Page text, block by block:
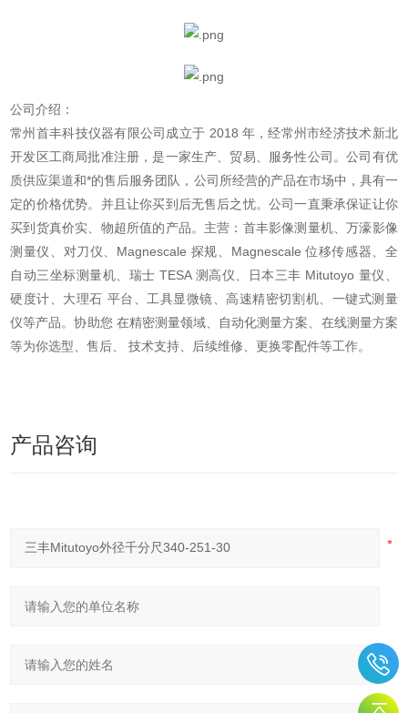
公司介绍：
常州首丰科技仪器有限公司成立于 2018 年，经常州市经济技术新北
开发区工商局批准注册，是一家生产、贸易、服务性公司。公司有优
质供应渠道和*的售后服务团队，公司所经营的产品在市场中，具有一
定的价格优势。并且让你买到后无售后之忧。公司一直秉承保证让你
买到货真价实、物超所值的产品。主营：首丰影像测量机、万濠影像
测量仪、对刀仪、Magnescale 探规、Magnescale 位移传感器、全
自动三坐标测量机、瑞士 TESA 测高仪、日本三丰 Mitutoyo 量仪、
硬度计、大理石 平台、工具显微镜、高速精密切割机、一键式测量
仪等产品。协助您 在精密测量领域、自动化测量方案、在线测量方案
等为你选型、售后、 技术支持、后续维修、更换零配件等工作。
产品咨询